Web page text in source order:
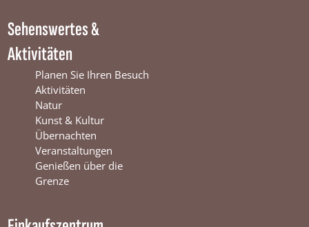
n
t
e
t
e
r
s
w
i
j
k
i
t
e
r
s
w
i
j
k
Sehenswertes &
Aktivitäten
Planen Sie Ihren Besuch
Aktivitäten
Natur
Kunst & Kultur
Übernachten
Veranstaltungen
Genießen über die
Grenze